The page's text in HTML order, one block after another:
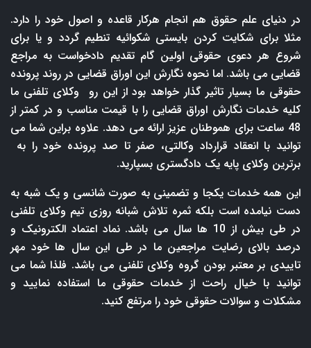
در دنیای علم حقوق هم انجام هرکار قاعده و اصول خود را دارد.
مثلا برای شکایت کردن بایستی شکوائیه تنطیم گردد و یا برای
شروع هر دعوی حقوقی اولین گام تقدیم دادخواست به مراجع
قضایی می باشد. اما نحوه نگارش این اوراق قضایی در روند پرونده
حقوقی ما بسیار تاثیر گذار خواهد بود از این رو وکلای تلفنی ما
کلیه خدمات نگارش اوراق قضایی را با قیمت مناسب و در کمتر از
48 ساعت برای هموطنان عزیز ارائه می دهد. علاوه براین شما می
توانید با انعقاد قرارداد وکالتی، صفر تا صد پرونده خود را به
برترین وکلای پایه یک دادگستری بسپارید.
این همه خدمات یکجا و تضمینی به صورت شانسی و یک شبه به
دست نیامده است بلکه ثمره تلاش شبانه روزی تیم وکلای تلفنی
در طی بیش از 10 ها سال می باشد. نماد اعتماد الکترونیک و
درصد بالای رضایت مراجعین ما در طی این سال ها خود مهر
تاییدی بر معتبر بودن گروه وکلای تلفنی می باشد. فلذا شما می
توانید با خیال راحت از خدمات حقوقی ما استفاده نمایید و
مشکلات و سوالات حقوقی خود را مرتفع کنید.